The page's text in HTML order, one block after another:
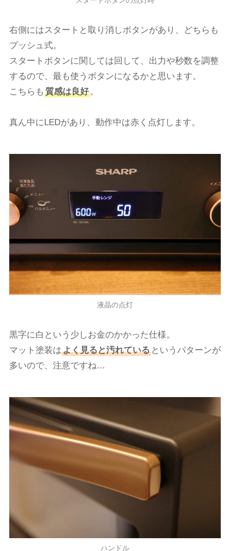
右側にはスタートと取り消しボタンがあり、どちらも
プッシュ式。
スタートボタンに関しては回して、出力や秒数を調整
するので、最も使うボタンになるかと思います。
こちらも 質感は良好。
真ん中にLEDがあり、動作中は赤く点灯します。
液晶の点灯
黒字に白という少しお金のかかった仕様。
マット塗装はよく見ると汚れているというパターンが
多いので、注意ですね…
ハンドル